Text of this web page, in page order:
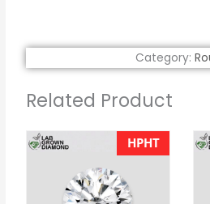
Category:
Related Product
HPHT